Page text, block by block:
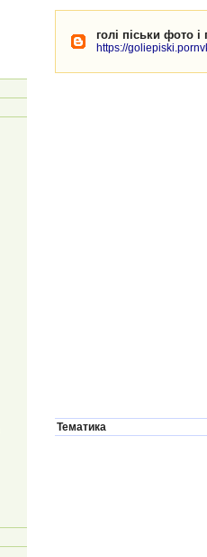
голі піськи фото і
https://
Тематика